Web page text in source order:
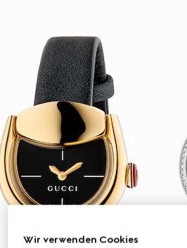
Wir verwenden Cookies